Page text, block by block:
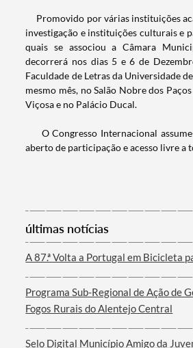
Categorias gerais
Filtros
Promovido por várias instituições
investigação e instituições culturais e
quais se associou a Câmara
decorrerá nos dias 5 e 6 de
Faculdade de Letras da Universidade
mesmo mês, no Salão Nobre dos
Viçosa e no Palácio Ducal.
O Congresso Internacional
aberto de participação e acesso livre a
últimas notícias
A 87.ª Volta a Portugal em Bicicleta
Programa Sub-Regional de Ação de
Fogos Rurais do Alentejo Central
Selo Digital Município Amigo da